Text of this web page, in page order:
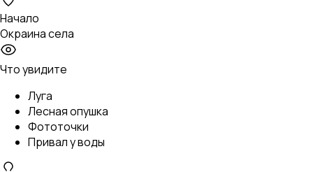
Начало
Окраина села
Что увидите
Луга
Лесная опушка
Фототочки
Привал у воды